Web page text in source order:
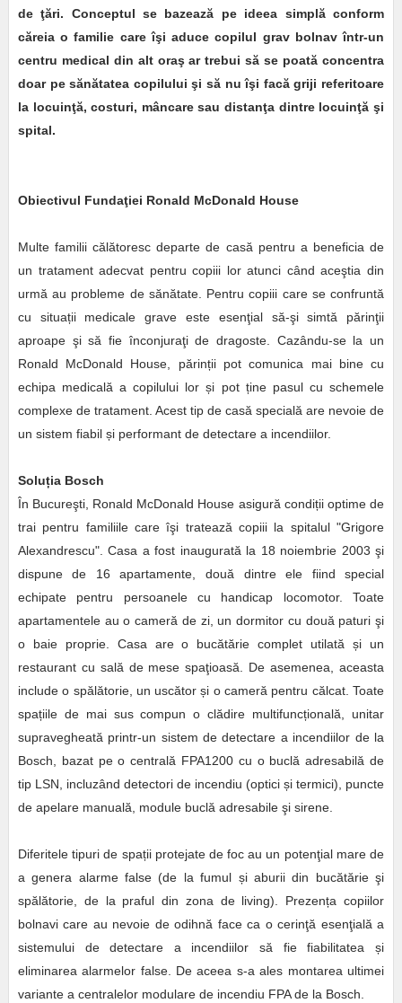
de ţări. Conceptul se bazează pe ideea simplă conform
căreia o familie care îşi aduce copilul grav bolnav într-un
centru medical din alt oraş ar trebui să se poată concentra
doar pe sănătatea copilului şi să nu îşi facă griji referitoare
la locuinţă, costuri, mâncare sau distanţa dintre locuinţă şi
spital.
Obiectivul Fundaţiei Ronald McDonald House
Multe familii călătoresc departe de casă pentru a beneficia de
un tratament adecvat pentru copiii lor atunci când aceştia din
urmă au probleme de sănătate. Pentru copiii care se confruntă
cu situații medicale grave este esenţial să-şi simtă părinţii
aproape şi să fie înconjuraţi de dragoste. Cazându-se la un
Ronald McDonald House, părinții pot comunica mai bine cu
echipa medicală a copilului lor și pot ține pasul cu schemele
complexe de tratament. Acest tip de casă specială are nevoie de
un sistem fiabil și performant de detectare a incendiilor.
Soluția Bosch
În Bucureşti, Ronald McDonald House asigură condiții optime de
trai pentru familiile care îşi tratează copiii la spitalul "Grigore
Alexandrescu". Casa a fost inaugurată la 18 noiembrie 2003 şi
dispune de 16 apartamente, două dintre ele fiind special
echipate pentru persoanele cu handicap locomotor. Toate
apartamentele au o cameră de zi, un dormitor cu două paturi şi
o baie proprie. Casa are o bucătărie complet utilată și un
restaurant cu sală de mese spaţioasă. De asemenea, aceasta
include o spălătorie, un uscător și o cameră pentru călcat. Toate
spațiile de mai sus compun o clădire multifuncțională, unitar
supravegheată printr-un sistem de detectare a incendiilor de la
Bosch, bazat pe o centrală FPA1200 cu o buclă adresabilă de
tip LSN, incluzând detectori de incendiu (optici și termici), puncte
de apelare manuală, module buclă adresabile şi sirene.
Diferitele tipuri de spații protejate de foc au un potenţial mare de
a genera alarme false (de la fumul și aburii din bucătărie şi
spălătorie, de la praful din zona de living). Prezența copiilor
bolnavi care au nevoie de odihnă face ca o cerinţă esenţială a
sistemului de detectare a incendiilor să fie fiabilitatea și
eliminarea alarmelor false. De aceea s-a ales montarea ultimei
variante a centralelor modulare de incendiu FPA de la Bosch.